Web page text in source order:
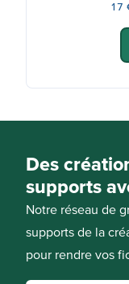
17
Des
supports
Notre réseau de
supports de la
pour rendre vos